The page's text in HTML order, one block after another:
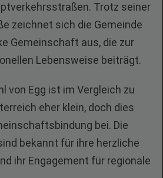
Trotz seiner
zeichnet sich die Gemeinde
Gemeinschaft aus, die zur
Lebensweise beiträgt.
von Egg ist im Vergleich zu
eher klein, doch dies
bei. Die
bekannt für ihre herzliche
ihr Engagement für regionale